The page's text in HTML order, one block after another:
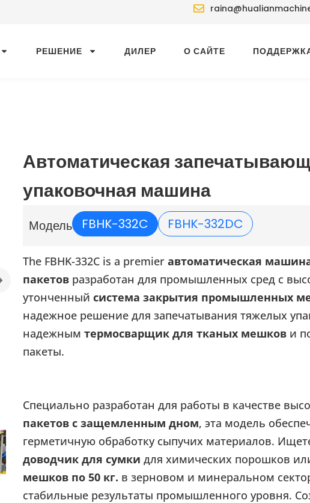
РЕШЕНИЕ ДИЛЕР О САЙТЕ
Автоматическая
упаковочная машина
Модель FBHK-332C FBHK-332DC
The FBHK-332C is a premier автоматическая
пакетовразработан для промышленных сред с
утонченный система закрытия промышленных
надежное решение для запечатывания тяжелых
надежным термосварщик для тканых мешкови
пакеты.
Специально разработан для работы в качестве
пакетов с защемленным дном, эта модель
герметичную обработку сыпучих материалов.
доводчик для сумки для химических порошков
мешков по 50 кг. в зерновом и минеральном
стабильные результаты промышленного уровня.